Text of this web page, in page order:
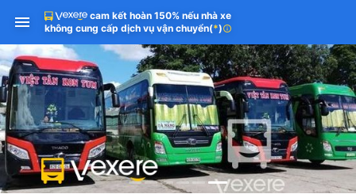
cam kết hoàn 150% nếu nhà xe
không cung cấp dịch vụ vận chuyển(*)info